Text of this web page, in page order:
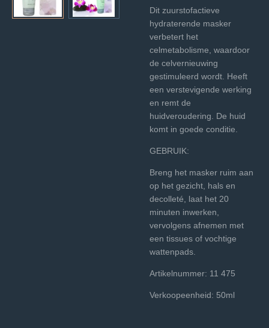
Dit zuurstofactieve
hydraterende masker
verbetert het
celmetabolisme, waardoor
de celvernieuwing
gestimuleerd wordt. Heeft
een verstevigende werking
en remt de
huidveroudering. De huid
komt in goede conditie.
GEBRUIK:
Breng het masker ruim aan
op het gezicht, hals en
decolleté, laat het 20
minuten inwerken,
vervolgens afnemen met
een tissues of vochtige
wattenpads.
Artikelnummer: 11 475
Verkoopeenheid: 50ml